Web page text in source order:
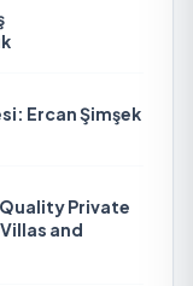
Ercan Şimşek
Private
and